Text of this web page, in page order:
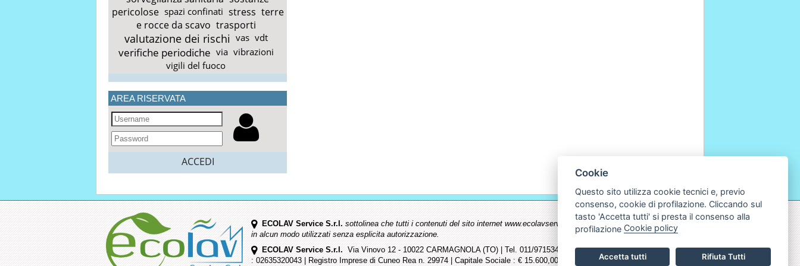
pericolose spazi confinati stress terre
e rocce da scavo trasporti
valutazione dei rischi vas vdt
verifiche periodiche via vibrazioni
vigili del fuoco
AREA RISERVATA
ACCEDI
ECOLAV Service S.r.l. sottolinea che tutti i contenuti del sito internet www.ecolavservice.com non possono essere
in alcun modo utilizzati senza esplicita autorizzazione.
ECOLAV Service S.r.l. Via Vinovo 12 - 10022 CARMAGNOLA (TO) | Tel. 011/9715345 - Fax 011/9715598 | Cf. P.Iva
: 02635320043 | Registro Imprese di Cuneo Rea n. 29974 | Capitale Sociale : € 15.600,00 I.v.
Cookie
Questo sito utilizza cookie tecnici e, previo
consenso, cookie di profilazione. Cliccando sul
tasto 'Accetta tutti' si presta il consenso alla
profilazione Cookie policy
Accetta tutti Rifiuta Tutti